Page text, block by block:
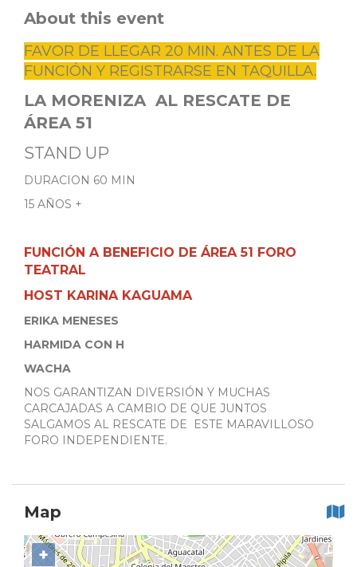
About this event
FAVOR DE LLEGAR 20 MIN. ANTES DE LA
FUNCIÓN Y REGISTRARSE EN TAQUILLA.
LA MORENIZA AL RESCATE DE
ÁREA 51
STAND UP
DURACION 60 MIN
15 AÑOS +
FUNCIÓN A BENEFICIO DE ÁREA 51 FORO
TEATRAL
HOST KARINA KAGUAMA
ERIKA MENESES
HARMIDA CON H
WACHA
NOS GARANTIZAN DIVERSIÓN Y MUCHAS
CARCAJADAS A CAMBIO DE QUE JUNTOS
SALGAMOS AL RESCATE DE ESTE MARAVILLOSO
FORO INDEPENDIENTE.
Map
+